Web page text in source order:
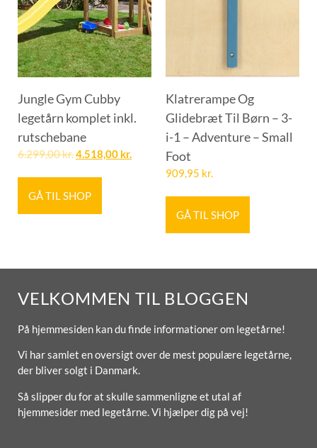
Jungle Gym Cubby
legetårn komplet inkl.
rutschebane
6.299,00kr.4.518,00 kr.
GÅ TIL SHOP
Klatrerampe Og
Glidebræt Til Børn – 3-
i-1 – Adventure – Small
Foot
909,95 kr.
GÅ TIL SHOP
VELKOMMEN TIL BLOGGEN
På hjemmesiden kan du finde informationer om legetårne!
Vi har samlet en oversigt over de mest populære legetårne,
der bliver solgt i Danmark.
Så slipper du for at skulle sammenligne et utal af
hjemmesider med legetårne. Vi hjælper dig på vej!